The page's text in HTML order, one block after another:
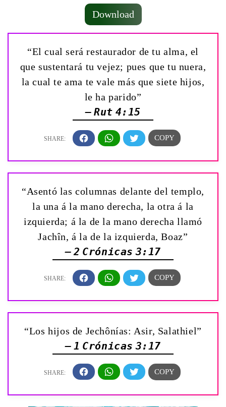
Download
“El cual será restaurador de tu alma, el
que sustentará tu vejez; pues que tu nuera,
la cual te ama te vale más que siete hijos,
le ha parido”
— Rut 4:15
“Asentó las columnas delante del templo,
la una á la mano derecha, la otra á la
izquierda; á la de la mano derecha llamó
Jachîn, á la de la izquierda, Boaz”
— 2 Crónicas 3:17
“Los hijos de Jechônías: Asir, Salathiel”
— 1 Crónicas 3:17